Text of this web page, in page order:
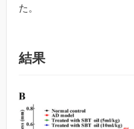
た。
結果